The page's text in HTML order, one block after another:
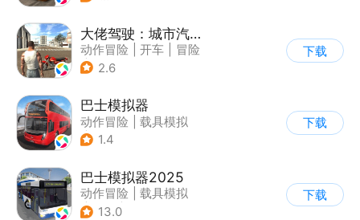
大佬驾驶：城市汽车模拟器
动作冒险 开车
冒险
| 写实
2.6
下载
巴士模拟器
动作冒险
载具模拟
| 写实
1.4
下载
巴士模拟器2025
动作冒险
载具模拟
| 汽车 |
13.0
下载